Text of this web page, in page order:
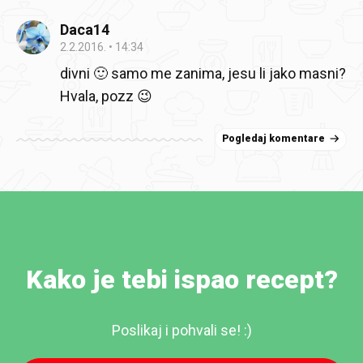
Daca14
2.2.2016. 14:34
divni 🙂 samo me zanima, jesu li jako masni?
Hvala, pozz 😉
Pogledaj komentare
Kako je tebi ispao recept?
Poslikaj i pohvali se! :)